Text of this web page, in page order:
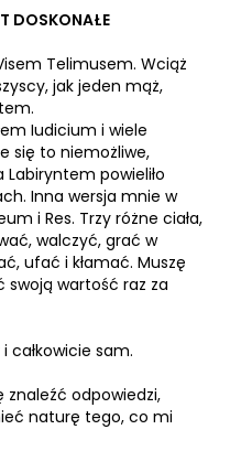
DOSKONAŁE
Telimusem. Wciąż
jak jeden mąż,
Iudicium i wiele
się to niemożliwe,
powieliło
Inna wersja mnie w
i Res. Trzy różne ciała,
walczyć, grać w
ufać i kłamać. Muszę
swoją wartość raz za
całkowicie sam.
znaleźć odpowiedzi,
naturę tego, co mi